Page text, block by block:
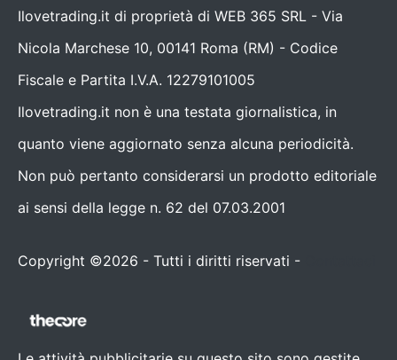
Ilovetrading.it di proprietà di WEB 365 SRL - Via
Nicola Marchese 10, 00141 Roma (RM) - Codice
Fiscale e Partita I.V.A. 12279101005
Ilovetrading.it non è una testata giornalistica, in
quanto viene aggiornato senza alcuna periodicità.
Non può pertanto considerarsi un prodotto editoriale
ai sensi della legge n. 62 del 07.03.2001
Copyright ©2026 - Tutti i diritti riservati -